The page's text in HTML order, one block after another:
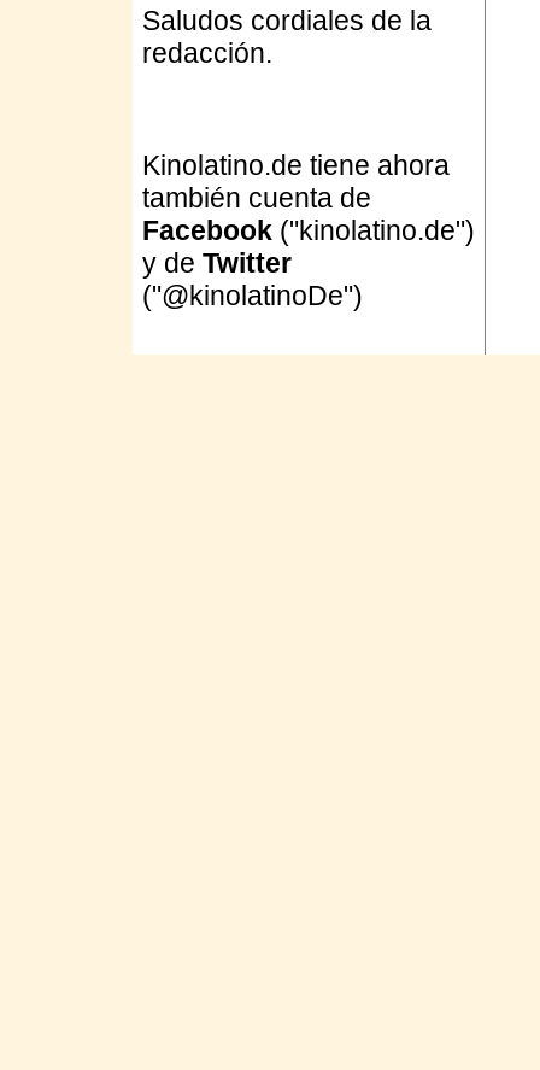
Saludos cordiales de la
redacción.
Kinolatino.de tiene ahora
también cuenta de
Facebook ("kinolatino.de")
y de Twitter
("@kinolatinoDe")